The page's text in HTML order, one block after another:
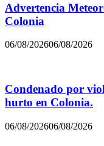
Advertencia
Colonia
06/08/202606/08/2026
Condenado por
hurto en Colonia.
06/08/202606/08/2026